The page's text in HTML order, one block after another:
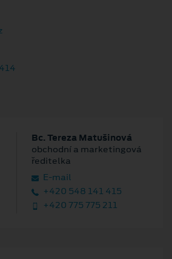
Bc. Tereza Matušinová
obchodní a marketingová
ředitelka
E‑mail
+420 548 141 415
+420 775 775 211